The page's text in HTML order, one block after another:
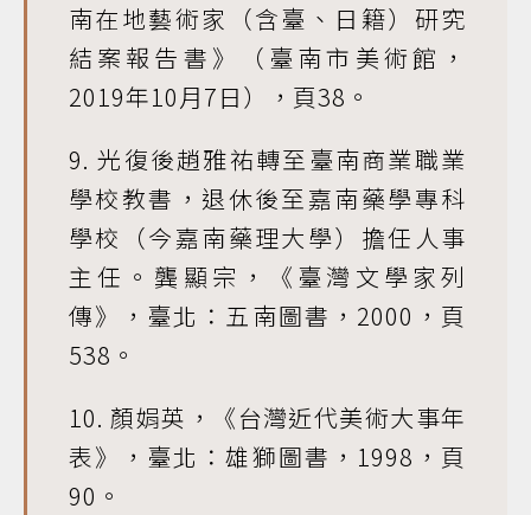
南在地藝術家（含臺、日籍）研究
結案報告書》（臺南市美術館，
2019年10月7日），頁38。
9. 光復後趙雅祐轉至臺南商業職業
學校教書，退休後至嘉南藥學專科
學校（今嘉南藥理大學）擔任人事
主任。龔顯宗，《臺灣文學家列
傳》，臺北：五南圖書，2000，頁
538。
10. 顏娟英，《台灣近代美術大事年
表》，臺北：雄獅圖書，1998，頁
90。